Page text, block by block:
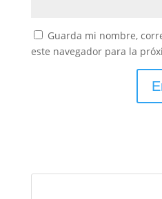
Guarda mi nombre,
este navegador para la